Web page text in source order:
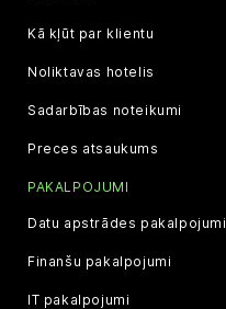
Kā kļūt par klientu
Noliktavas hotelis
Sadarbības noteikumi
Preces atsaukums
PAKALPOJUMI
Datu apstrādes pakalpojumi
Finanšu pakalpojumi
IT pakalpojumi